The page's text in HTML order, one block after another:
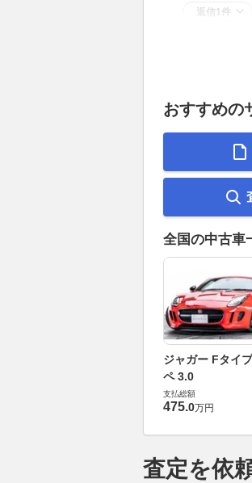
返信1件
おすすめの
全国の中古車
ジャガー Fタイ
ペ 3.0
支払総額
475.0万円
査定を依